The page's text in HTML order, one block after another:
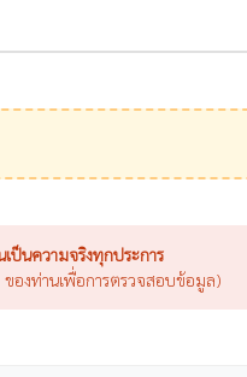
ป็นความจริงทุกประการ
องท่านเพื่อการตรวจสอบข้อมูล)